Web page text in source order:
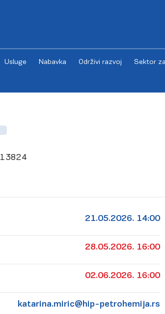
Usluge Nabavka Održivi razvoj Sektor
13824
21.05.2026. 14:00
28.05.2026. 16:00
02.06.2026. 16:00
katarina.miric@hip-petrohemija.rs